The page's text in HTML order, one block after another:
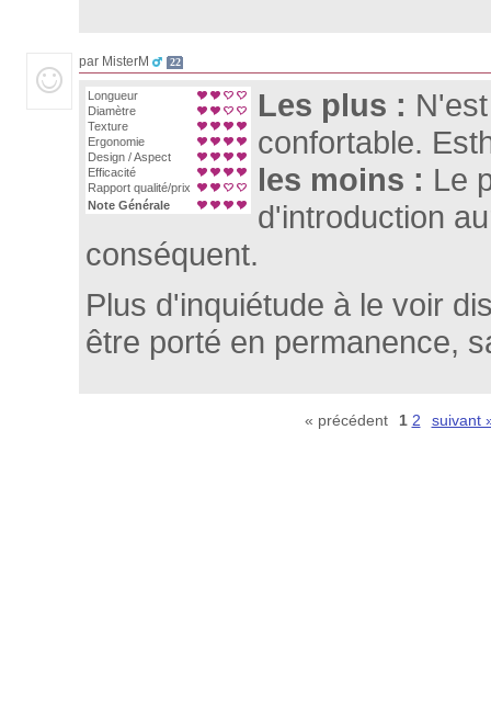
par MisterM 22
Longueur
Diamètre
Texture
Ergonomie
Design / Aspect
Efficacité
Rapport qualité/prix
Note Générale
Les plus :
confortable.
les moins : Le
d'introduction
conséquent.
Plus d'inquiétude à le voir
être porté en permanence,
« précédent 1 2 suivant